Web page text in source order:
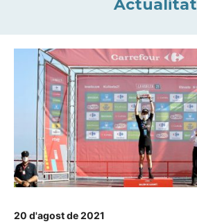
Actualitat
20 d'agost de 2021